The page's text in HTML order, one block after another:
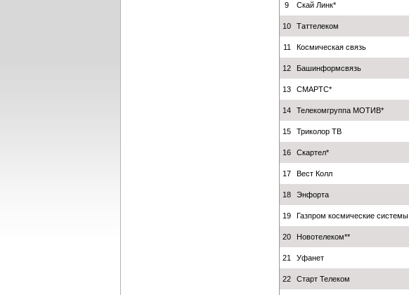
9 Скай Линк*
10 Таттелеком
11 Космическая связь
12 Башинформсвязь
13 СМАРТС*
14 Телекомгруппа МОТИВ*
15 Триколор ТВ
16 Скартел*
17 Вест Колл
18 Энфорта
19 Газпром космические системы
20 Новотелеком**
21 Уфанет
22 Старт Телеком